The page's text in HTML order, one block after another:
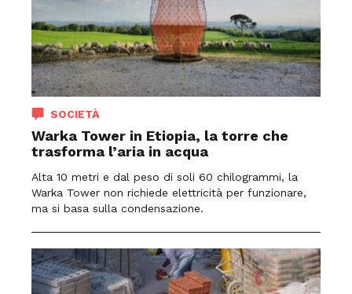
SOCIETÀ
Warka Tower in Etiopia, la torre che
trasforma l’aria in acqua
Alta 10 metri e dal peso di soli 60 chilogrammi, la
Warka Tower non richiede elettricità per funzionare,
ma si basa sulla condensazione.